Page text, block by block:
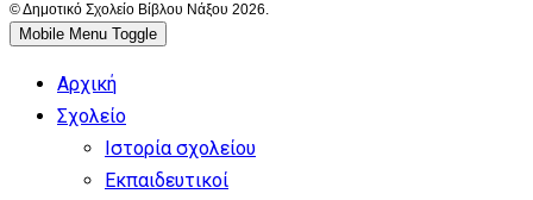
© Δημοτικό Σχολείο Βίβλου Νάξου 2026.
Mobile Menu Toggle
Αρχική
Σχολείο
Ιστορία σχολείου
Εκπαιδευτικοί